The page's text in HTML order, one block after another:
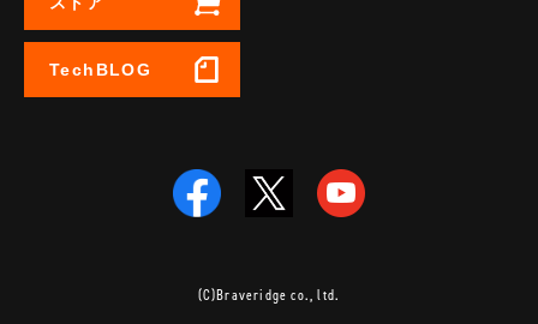
TechBLOG
(C)Braveridge co., ltd.